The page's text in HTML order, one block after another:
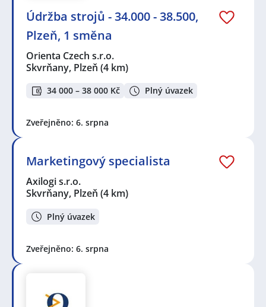
Údržba strojů - 34.000 - 38.500,
Plzeň, 1 směna
Orienta Czech s.r.o.
Skvrňany, Plzeň (4 km)
34 000 – 38 000 Kč Plný úvazek
Zveřejněno: 6. srpna
Marketingový specialista
Axilogi s.r.o.
Skvrňany, Plzeň (4 km)
Plný úvazek
Zveřejněno: 6. srpna